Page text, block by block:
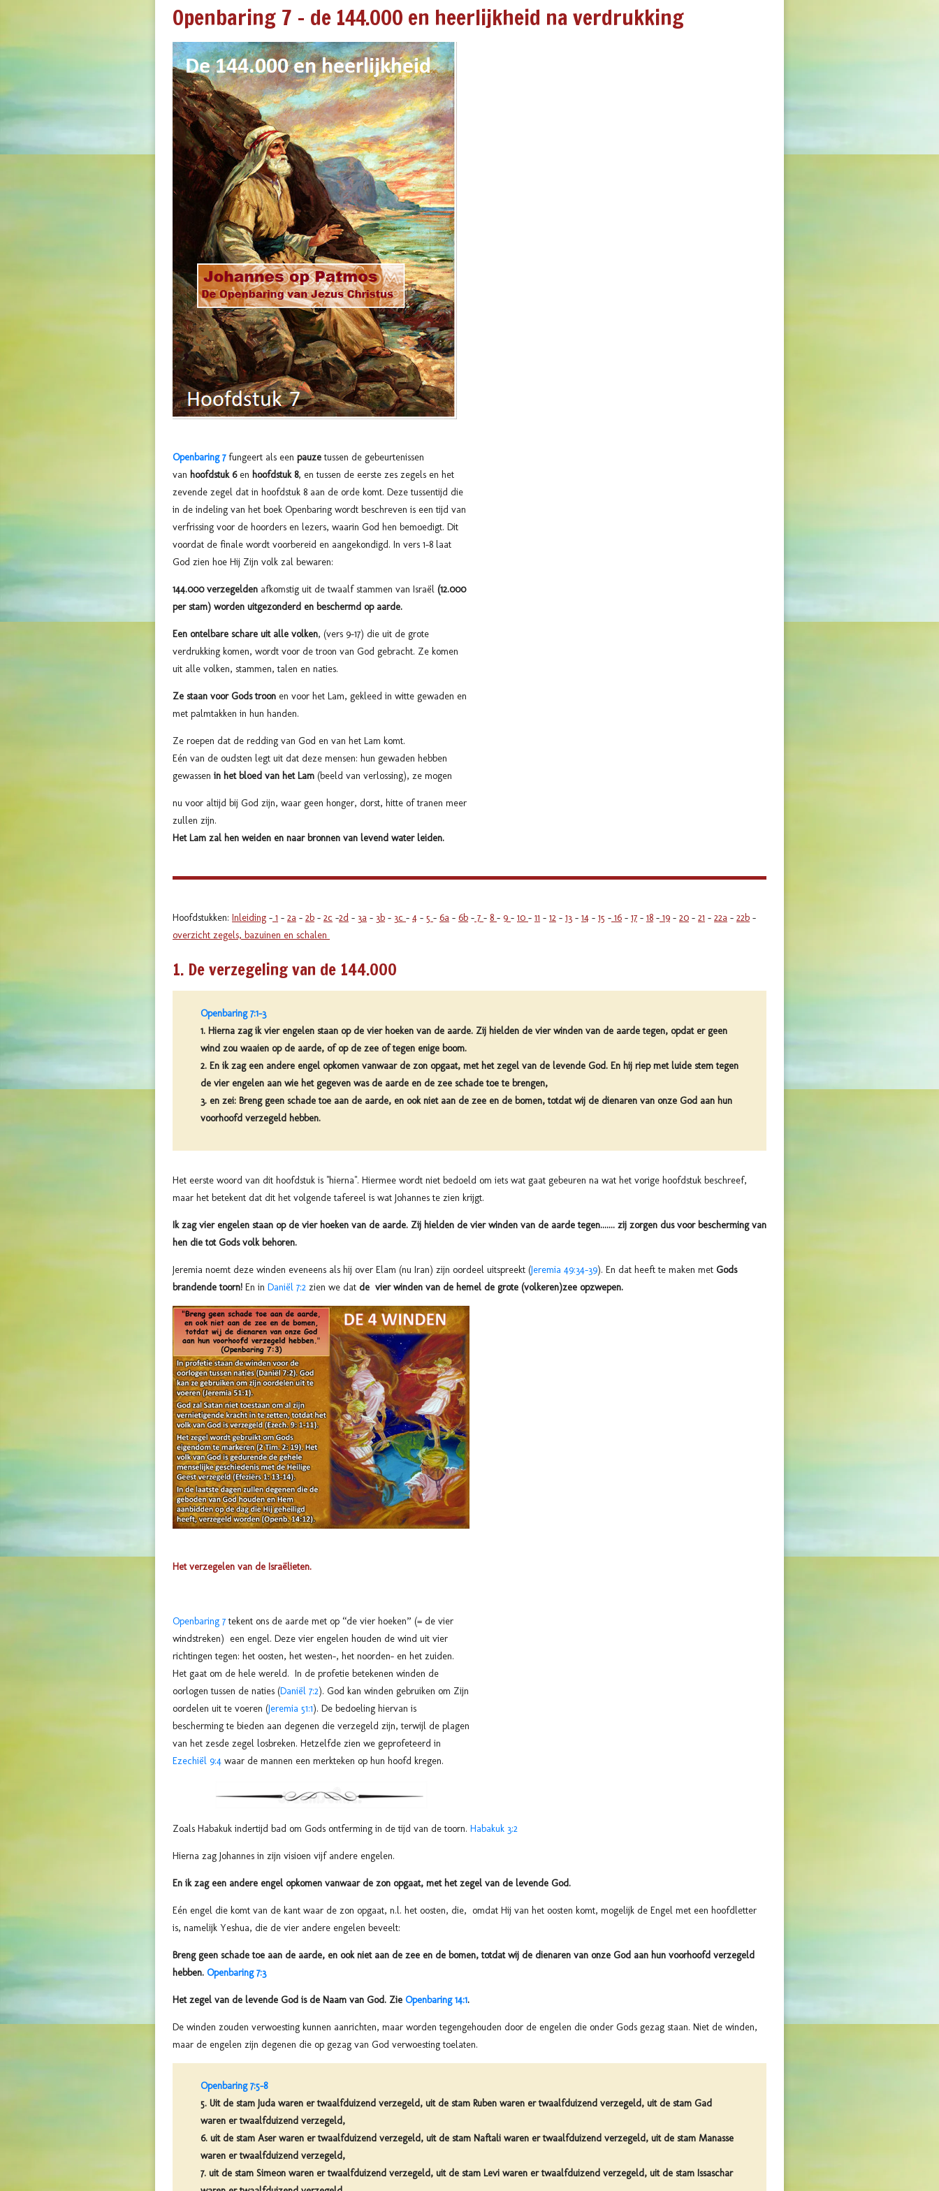
Openbaring 7 - de 144.000 en heerlijkheid na verdrukking
Openbaring 7 fungeert als een pauze tussen de gebeurtenissen
van hoofdstuk 6 en hoofdstuk 8, en tussen de eerste zes zegels en het
zevende zegel dat in hoofdstuk 8 aan de orde komt. Deze tussentijd die
in de indeling van het boek Openbaring wordt beschreven is een tijd van
verfrissing voor de hoorders en lezers, waarin God hen bemoedigt. Dit
voordat de finale wordt voorbereid en aangekondigd. In vers 1-8 laat
God zien hoe Hij Zijn volk zal bewaren:
144.000 verzegelden afkomstig uit de twaalf stammen van Israël (12.000
per stam) worden uitgezonderd en beschermd op aarde.
Een ontelbare schare uit alle volken, (vers 9–17) die uit de grote
verdrukking komen, wordt voor de troon van God gebracht. Ze komen
uit alle volken, stammen, talen en naties.
Ze staan voor Gods troon en voor het Lam, gekleed in witte gewaden en
met palmtakken in hun handen.
Ze roepen dat de redding van God en van het Lam komt.
Eén van de oudsten legt uit dat deze mensen: hun gewaden hebben
gewassen in het bloed van het Lam (beeld van verlossing), ze mogen
nu voor altijd bij God zijn, waar geen honger, dorst, hitte of tranen meer
zullen zijn.
Het Lam zal hen weiden en naar bronnen van levend water leiden.
Hoofdstukken: Inleiding - 1 - 2a - 2b - 2c -2d - 3a - 3b - 3c - 4 - 5 - 6a - 6b - 7 - 8 - 9 - 10 - 11 - 12 - 13 - 14 - 15 - 16 - 17 - 18 - 19 - 20 - 21 - 22a - 22b -
overzicht zegels, bazuinen en schalen
1. De verzegeling van de 144.000
Openbaring 7:1-3
1. Hierna zag ik vier engelen staan op de vier hoeken van de aarde. Zij hielden de vier winden van de aarde tegen, opdat er geen
wind zou waaien op de aarde, of op de zee of tegen enige boom.
2. En ik zag een andere engel opkomen vanwaar de zon opgaat, met het zegel van de levende God. En hij riep met luide stem tegen
de vier engelen aan wie het gegeven was de aarde en de zee schade toe te brengen,
3. en zei: Breng geen schade toe aan de aarde, en ook niet aan de zee en de bomen, totdat wij de dienaren van onze God aan hun
voorhoofd verzegeld hebben.
Het eerste woord van dit hoofdstuk is "hierna". Hiermee wordt niet bedoeld om iets wat gaat gebeuren na wat het vorige hoofdstuk beschreef,
maar het betekent dat dit het volgende tafereel is wat Johannes te zien krijgt.
Ik zag vier engelen staan op de vier hoeken van de aarde. Zij hielden de vier winden van de aarde tegen....... zij zorgen dus voor bescherming van
hen die tot Gods volk behoren.
Jeremia noemt deze winden eveneens als hij over Elam (nu Iran) zijn oordeel uitspreekt (Jeremia 49:34-39). En dat heeft te maken met Gods
brandende toorn! En in Daniël 7:2 zien we dat de vier winden van de hemel de grote (volkeren)zee opzwepen.
Het verzegelen van de Israëlieten.
Openbaring 7tekent ons de aarde met op “de vier hoeken” (= de vier
windstreken) een engel. Deze vier engelen houden de wind uit vier
richtingen tegen: het oosten, het westen-, het noorden- en het zuiden.
Het gaat om de hele wereld. In de profetie betekenen winden de
oorlogen tussen de naties (Daniël 7:2). God kan winden gebruiken om Zijn
oordelen uit te voeren (Jeremia 51:1). De bedoeling hiervan is
bescherming te bieden aan degenen die verzegeld zijn, terwijl de plagen
van het zesde zegel losbreken. Hetzelfde zien we geprofeteerd in
Ezechiël 9:4 waar de mannen een merkteken op hun hoofd kregen.
Zoals Habakuk indertijd bad om Gods ontferming in de tijd van de toorn. Habakuk 3:2
Hierna zag Johannes in zijn visioen vijf andere engelen.
En ik zag een andere engel opkomen vanwaar de zon opgaat, met het zegel van de levende God.
Eén engel die komt van de kant waar de zon opgaat, n.l. het oosten, die, omdat Hij van het oosten komt, mogelijk de Engel met een hoofdletter
is, namelijk Yeshua, die de vier andere engelen beveelt:
Breng geen schade toe aan de aarde, en ook niet aan de zee en de bomen, totdat wij de dienaren van onze God aan hun voorhoofd verzegeld
hebben. Openbaring 7:3
Het zegel van de levende God is de Naam van God. Zie Openbaring 14:1.
De winden zouden verwoesting kunnen aanrichten, maar worden tegengehouden door de engelen die onder Gods gezag staan. Niet de winden,
maar de engelen zijn degenen die op gezag van God verwoesting toelaten.
Openbaring 7:5-8
5. Uit de stam Juda waren er twaalfduizend verzegeld, uit de stam Ruben waren er twaalfduizend verzegeld, uit de stam Gad
waren er twaalfduizend verzegeld,
6. uit de stam Aser waren er twaalfduizend verzegeld, uit de stam Naftali waren er twaalfduizend verzegeld, uit de stam Manasse
waren er twaalfduizend verzegeld,
7. uit de stam Simeon waren er twaalfduizend verzegeld, uit de stam Levi waren er twaalfduizend verzegeld, uit de stam Issaschar